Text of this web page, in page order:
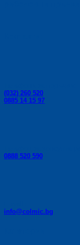
(032) 260 520
0885 14 15 97
0888 520 590
info@colmic.bg